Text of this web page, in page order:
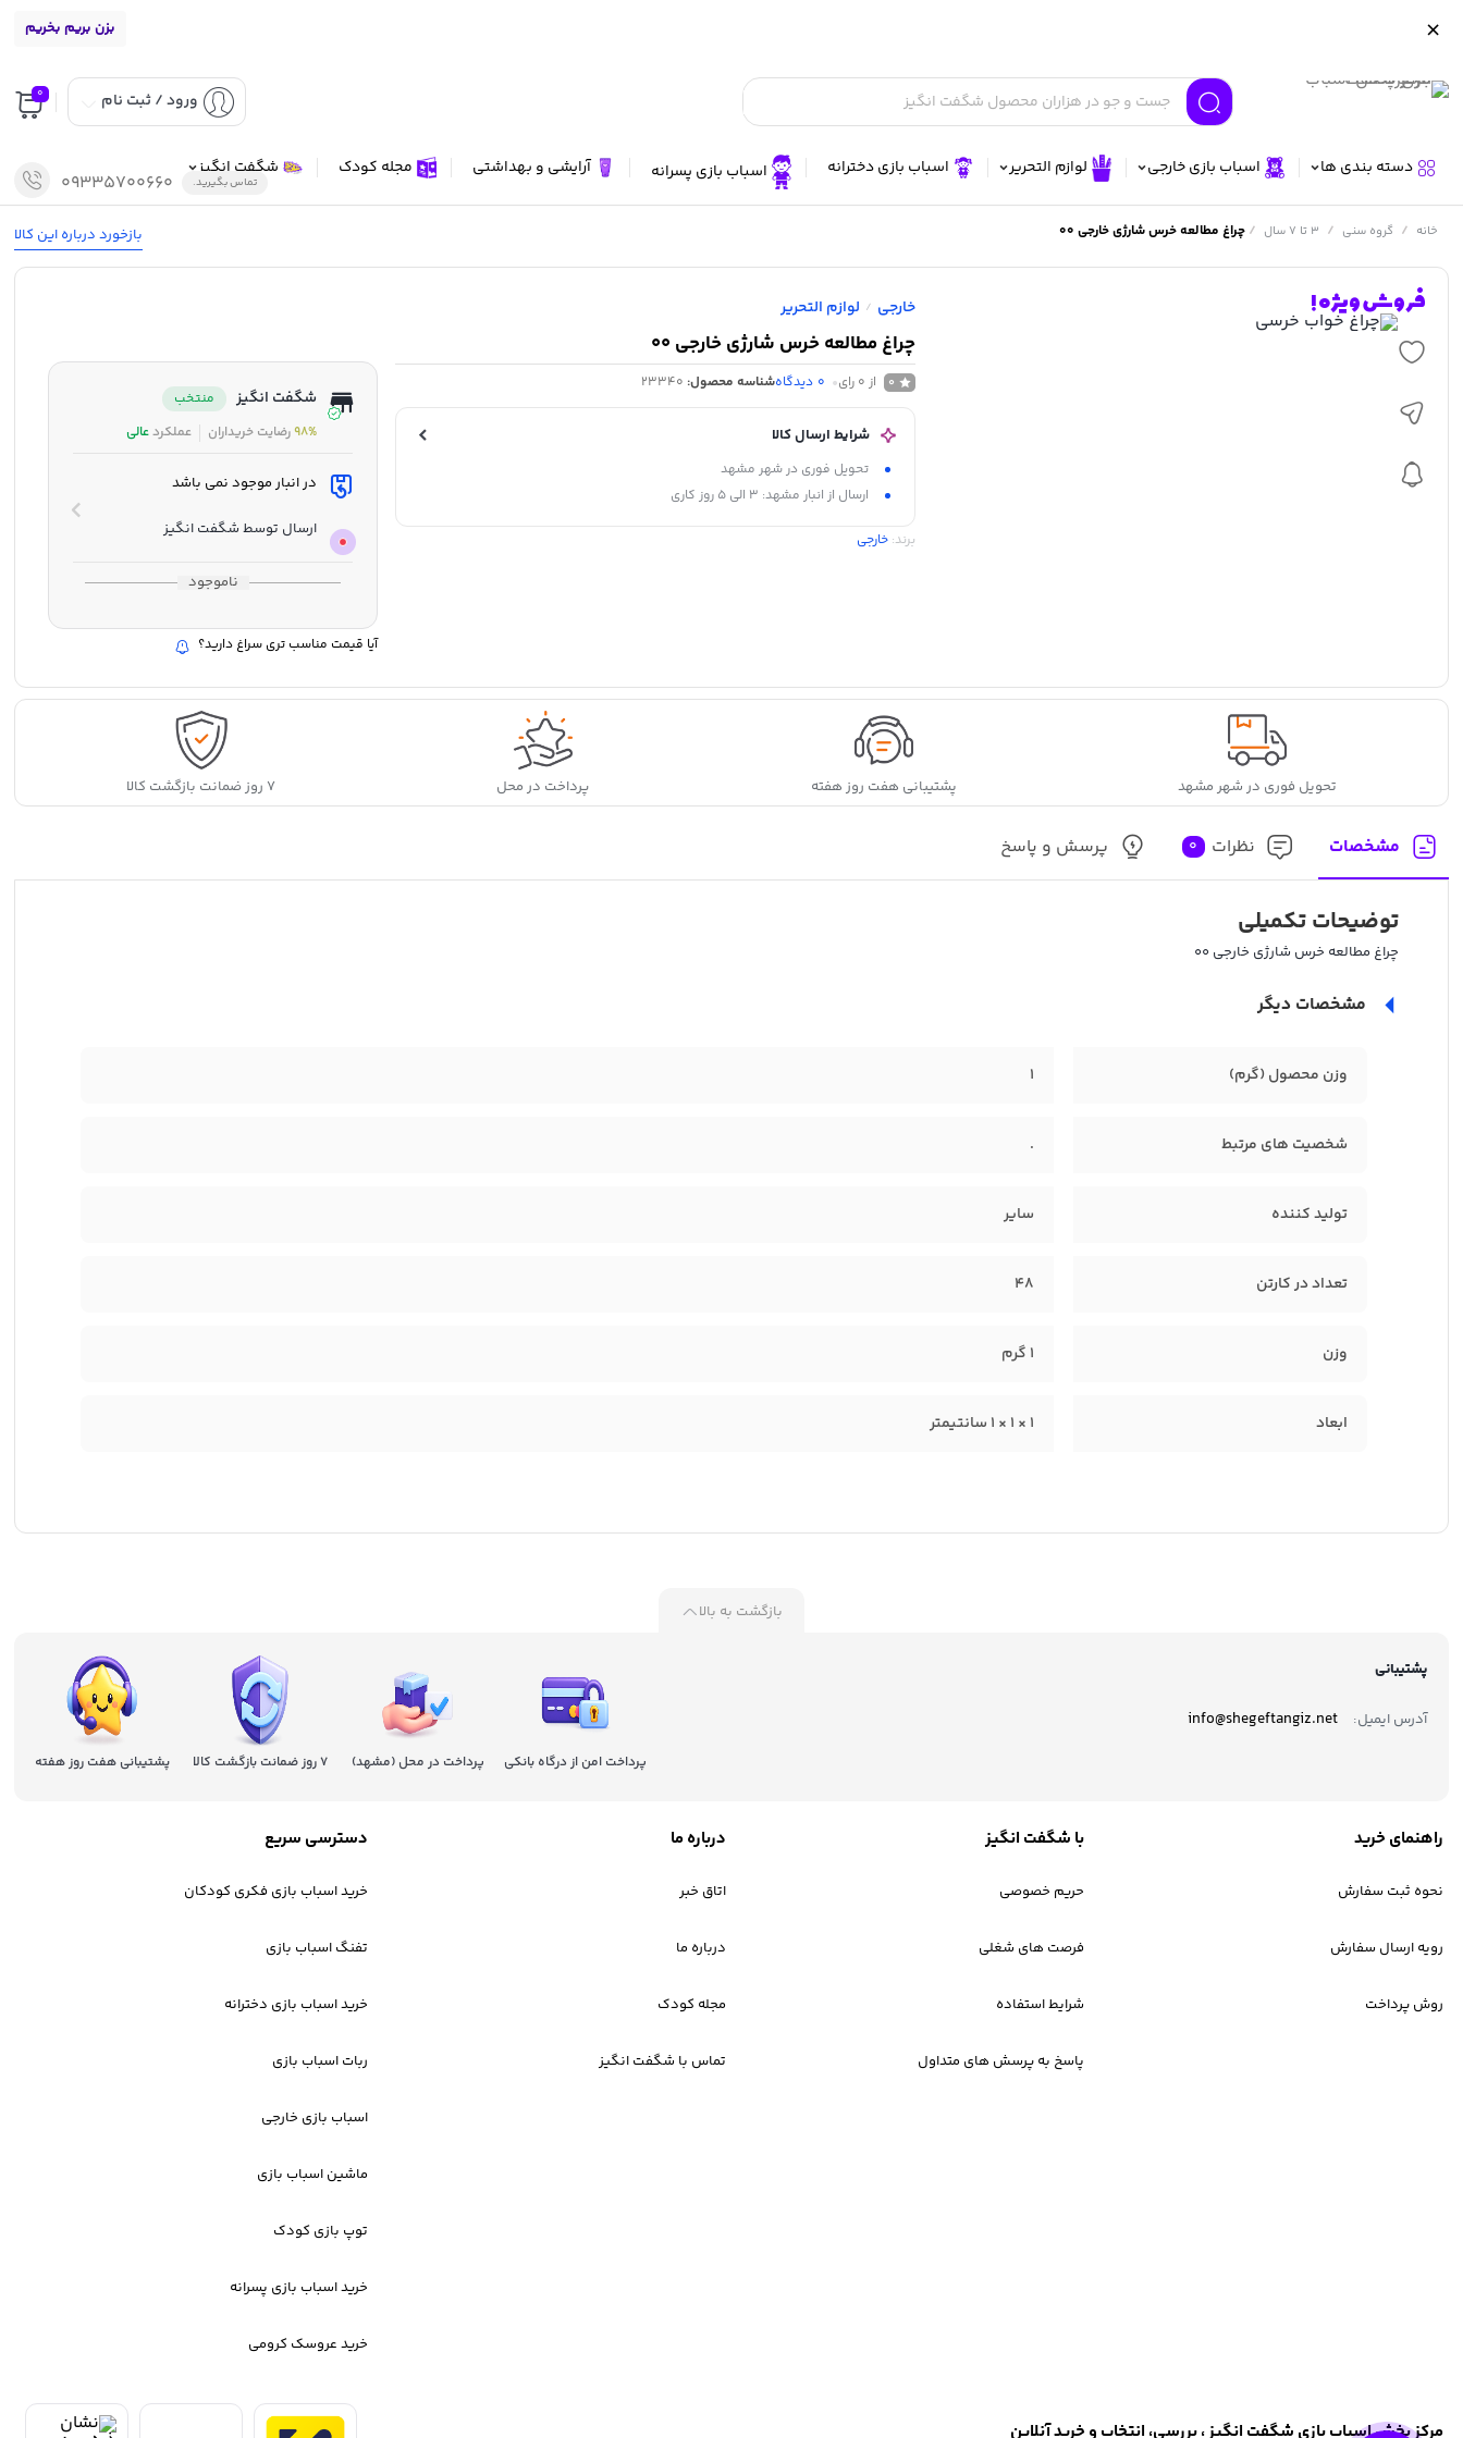
بزن بریم بخریم
ورود / ثبت نام 0
دسته بندی ها اسباب بازی خارجی لوازم التحریر اسباب بازی دخترانه اسباب بازی پسرانه آرایشی و بهداشتی مجله کودک شگفت انگیز
تماس بگیرید. 09335700660
بازخورد درباره این کالا خانه / گروه سنی / 3 تا 7 سال /چراغ مطالعه خرس شارژی خارجی 00
فروش ویژه ! خارجی / لوازم التحریر
چراغ مطالعه خرس شارژی خارجی 00
0 از 0 رای 0 دیدگاهشناسه محصول: 23340
شرایط ارسال کالا
تحویل فوری در شهر مشهد
ارسال از انبار مشهد: 3 الی 5 روز کاری
برند:خارجی
شگفت انگیز
منتخب
98%رضایت خریداران عملکردعالی
در انبار موجود نمی باشد
ارسال توسط شگفت انگیز
ناموجود
آیا قیمت مناسب تری سراغ دارید؟
تحویل فوری در شهر مشهد پشتیبانی هفت روز هفته پرداخت در محل ۷ روز ضمانت بازگشت کالا
مشخصات نظرات 0 پرسش و پاسخ
توضیحات تکمیلی
چراغ مطالعه خرس شارژی خارجی 00
مشخصات دیگر
وزن محصول (گرم) 1
شخصیت های مرتبط .
تولید کننده سایر
تعداد در کارتن 48
وزن 1 گرم
ابعاد 1 × 1 × 1 سانتیمتر
بازگشت به بالا
پشتیبانی
آدرس ایمیل: info@shegeftangiz.net
پرداخت امن از درگاه بانکی پرداخت در محل (مشهد) 7 روز ضمانت بازگشت کالا پشتیبانی هفت روز هفته
راهنمای خرید
نحوه ثبت سفارش
رویه ارسال سفارش
روش پرداخت
با شگفت انگیز
حریم خصوصی
فرصت های شغلی
شرایط استفاده
پاسخ به پرسش های متداول
درباره ما
اتاق خبر
درباره ما
مجله کودک
تماس با شگفت انگیز
دسترسی سریع
خرید اسباب بازی فکری کودکان
تفنگ اسباب بازی
خرید اسباب بازی دخترانه
ربات اسباب بازی
اسباب بازی خارجی
ماشین اسباب بازی
توپ بازی کودک
خرید اسباب بازی پسرانه
خرید عروسک کرومی
مرکز پخش اسباب بازی شگفت انگیز ، بررسی، انتخاب و خرید آنلاین